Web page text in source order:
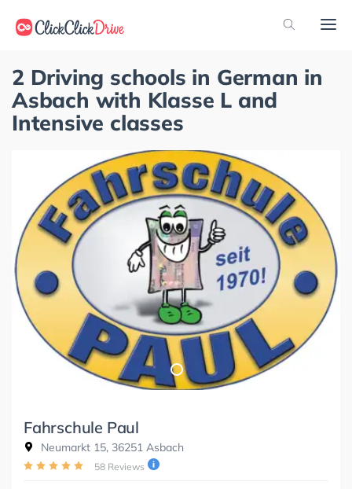
2 Driving schools in German in
Asbach with Klasse L and
Intensive classes
Fahrschule Paul
Neumarkt 15, 36251 Asbach
58 Reviews